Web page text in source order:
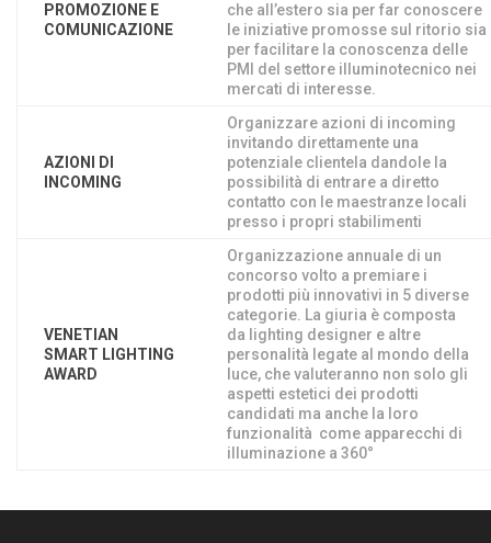
PROMOZIONE E
COMUNICAZIONE
che all’estero sia per far conoscere
le iniziative promosse sul ritorio sia
per facilitare la conoscenza delle
PMI del settore illuminotecnico nei
mercati di interesse.
AZIONI DI
INCOMING
Organizzare azioni di incoming
invitando direttamente una
potenziale clientela dandole la
possibilità di entrare a diretto
contatto con le maestranze locali
presso i propri stabilimenti
VENETIAN
SMART LIGHTING
AWARD
Organizzazione annuale di un
concorso volto a premiare i
prodotti più innovativi in 5 diverse
categorie. La giuria è composta
da lighting designer e altre
personalità legate al mondo della
luce, che valuteranno non solo gli
aspetti estetici dei prodotti
candidati ma anche la loro
funzionalità come apparecchi di
illuminazione a 360°